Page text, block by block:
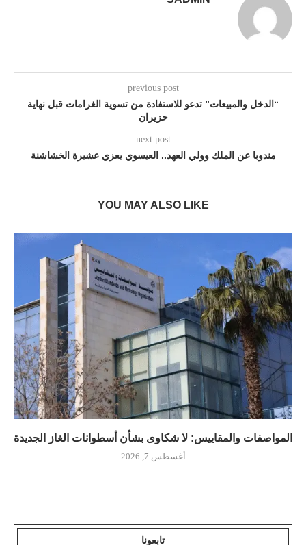
previous post
“الدخل والمبيعات” تدعو للاستفادة من تسوية الغرامات قبل نهاية
حزيران
next post
مندوبا عن الملك وولي العهد.. العيسوي يعزي عشيرة الخشاشنة
YOU MAY ALSO LIKE
المواصفات والمقاييس: لا شكاوى بشأن أسطوانات الغاز الجديدة
أغسطس 7, 2026
تابعونا